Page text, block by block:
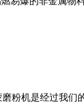
粉机是经过我们